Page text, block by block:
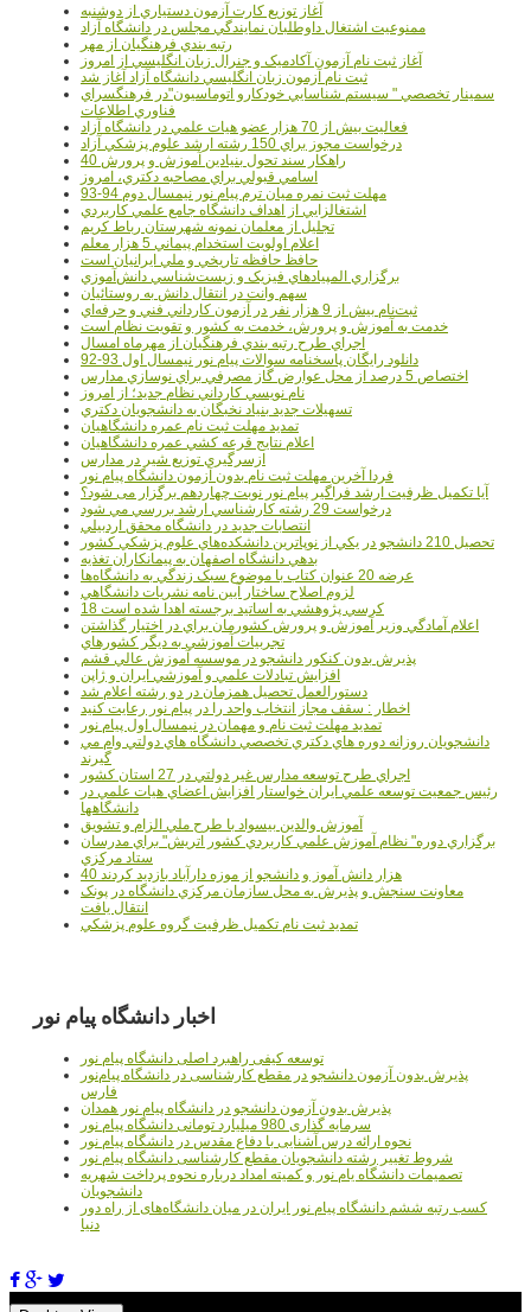
آغاز توزيع کارت آزمون دستياري از دوشنبه
ممنوعيت اشتغال داوطلبان نمايندگي مجلس در دانشگاه آزاد
رتبه بندي فرهنگيان از مهر
آغاز ثبت نام آزمون آکادميک و جنرال زبان انگليسي از امروز
ثبت نام آزمون زبان انگليسي دانشگاه آزاد آغاز شد
سمينار تخصصي " سيستم شناسايي خودکارو اتوماسيون"در فرهنگسراي
فناوري اطلاعات
فعاليت بيش از 70 هزار عضو هيات علمي در دانشگاه آزاد
درخواست مجوز براي 150 رشته ارشد علوم پزشکي آزاد
40 راهکار سند تحول بنيادين آموزش و پرورش
اسامي قبولي براي مصاحبه دکتري، امروز
مهلت ثبت نمره میان ترم پیام نور نیمسال دوم 94-93
اشتغالزايي از اهداف دانشگاه جامع علمي کاربردي
تجليل از معلمان نمونه شهرستان رباط کريم
اعلام اولويت استخدام پيماني 5 هزار معلم
حافظ حافظه تاريخي و ملي ايرانيان است
برگزاري المپيادهاي فيزيک و زيست‌شناسي دانش‌آموزي
سهم وانت در انتقال دانش به روستائيان
ثبت‌نام بيش از 9 هزار نفر در آزمون کارداني فني و حرفه‌اي
خدمت به آموزش و پرورش، خدمت به کشور و تقويت نظام است
اجراي طرح رتبه بندي فرهنگيان از مهرماه امسال
دانلود رایگان پاسخنامه سوالات پیام نور نیمسال اول 93-92
اختصاص 5 درصد از محل عوارض گاز مصرفي براي نوسازي مدارس
نام نويسي کارداني نظام جديد؛ از امروز
تسهيلات جديد بنياد نخبگان به دانشجويان دکتري
تمديد مهلت ثبت نام عمره دانشگاهيان
اعلام نتايج قرعه کشي عمره دانشگاهيان
ازسرگيري توزيع شير در مدارس
فردا آخرین مهلت ثبت نام بدون آزمون دانشگاه پیام نور
آیا تکمیل ظرفیت ارشد فراگیر پیام نور نوبت چهاردهم برگزار می شود؟
درخواست 29 رشته کارشناسي ارشد بررسي مي شود
انتصابات جديد در دانشگاه محقق اردبيلي
تحصيل 210 دانشجو در يکي از نوپاترين دانشکده‌هاي علوم پزشکي کشور
بدهي دانشگاه اصفهان به پيمانکاران تغذيه
عرضه 20 عنوان کتاب با موضوع سبک زندگي به دانشگاه‌ها
لزوم اصلاح ساختار آيين نامه نشريات دانشگاهي
18 کرسي پژوهشي به اساتيد برجسته اهدا شده است
اعلام آمادگي وزير آموزش و پرورش کشورمان براي در اختيار گذاشتن
تجربيات آموزشي به ديگر کشورهاي
پذيرش بدون کنکور دانشجو در موسسه آموزش عالي قشم
افزايش تبادلات علمي و آموزشي ايران و ژاپن
دستورالعمل تحصیل همزمان در دو رشته اعلام شد
اخطار : سقف مجاز انتخاب واحد را در پیام نور رعایت کنید
تمدید مهلت ثبت نام و مهمان در نیمسال اول پیام نور
دانشجويان روزانه دوره هاي دكتري تخصصي دانشگاه هاي دولتي وام مي
گيرند
اجراي طرح توسعه مدارس غير دولتي در 27 استان کشور
رئيس جمعيت توسعه علمي ايران خواستار افزايش اعضاي هيات علمي در
دانشگاهها
آموزش والدين بيسواد با طرح ملي الزام و تشويق
برگزاري دوره" نظام آموزش علمي كاربردي كشور اتريش" براي مدرسان
ستاد مرکزي
40 هزار دانش آموز و دانشجو از موزه دارآباد بازديد کردند
معاونت سنجش و پذيرش به محل سازمان مرکزي دانشگاه در پونک
انتقال يافت
تمديد ثبت نام تکميل ظرفيت گروه علوم پزشکي
اخبار دانشگاه پیام نور
توسعه کیفی راهبرد اصلی دانشگاه پیام نور
پذیرش بدون آزمون دانشجو در مقطع کارشناسی در دانشگاه پیام‌نور
فارس
پذیرش بدون آزمون دانشجو در دانشگاه پیام نور همدان
سرمایه گذاری 980 میلیارد تومانی دانشگاه پیام نور
نحوه ارائه درس آشنایی با دفاع مقدس در دانشگاه پیام نور
شروط تغییر رشته دانشجویان مقطع کارشناسی دانشگاه پیام نور
تصمیمات دانشگاه یام نور و کمیته امداد درباره نحوه پرداخت شهریه
دانشجویان
کسب رتبه ششم دانشگاه پیام نور ایران در میان دانشگاه‌های از راه دور
دنیا